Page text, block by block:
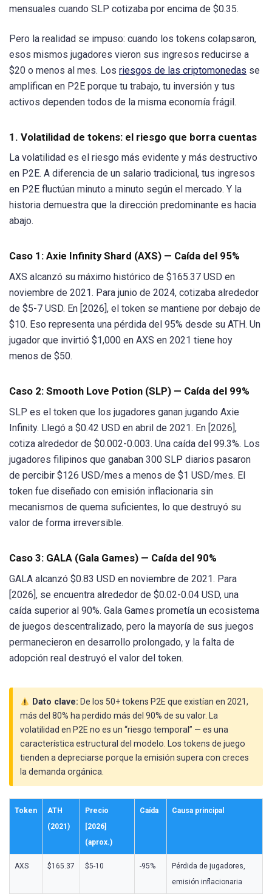
mensuales cuando SLP cotizaba por encima de $0.35.
Pero la realidad se impuso: cuando los tokens colapsaron,
esos mismos jugadores vieron sus ingresos reducirse a
$20 o menos al mes. Los riesgos de las criptomonedas se
amplifican en P2E porque tu trabajo, tu inversión y tus
activos dependen todos de la misma economía frágil.
1. Volatilidad de tokens: el riesgo que borra cuentas
La volatilidad es el riesgo más evidente y más destructivo
en P2E. A diferencia de un salario tradicional, tus ingresos
en P2E fluctúan minuto a minuto según el mercado. Y la
historia demuestra que la dirección predominante es hacia
abajo.
Caso 1: Axie Infinity Shard (AXS) — Caída del 95%
AXS alcanzó su máximo histórico de $165.37 USD en
noviembre de 2021. Para junio de 2024, cotizaba alrededor
de $5-7 USD. En [2026], el token se mantiene por debajo de
$10. Eso representa una pérdida del 95% desde su ATH. Un
jugador que invirtió $1,000 en AXS en 2021 tiene hoy
menos de $50.
Caso 2: Smooth Love Potion (SLP) — Caída del 99%
SLP es el token que los jugadores ganan jugando Axie
Infinity. Llegó a $0.42 USD en abril de 2021. En [2026],
cotiza alrededor de $0.002-0.003. Una caída del 99.3%. Los
jugadores filipinos que ganaban 300 SLP diarios pasaron
de percibir $126 USD/mes a menos de $1 USD/mes. El
token fue diseñado con emisión inflacionaria sin
mecanismos de quema suficientes, lo que destruyó su
valor de forma irreversible.
Caso 3: GALA (Gala Games) — Caída del 90%
GALA alcanzó $0.83 USD en noviembre de 2021. Para
[2026], se encuentra alrededor de $0.02-0.04 USD, una
caída superior al 90%. Gala Games prometía un ecosistema
de juegos descentralizado, pero la mayoría de sus juegos
permanecieron en desarrollo prolongado, y la falta de
adopción real destruyó el valor del token.
Dato clave: De los 50+ tokens P2E que existían en 2021,
más del 80% ha perdido más del 90% de su valor. La
volatilidad en P2E no es un “riesgo temporal” — es una
característica estructural del modelo. Los tokens de juego
tienden a depreciarse porque la emisión supera con creces
la demanda orgánica.
Token
ATH
(2021)
Precio
[2026]
(aprox.)
Caída Causa principal
AXS $165.37 $5-10 -95%
Pérdida de jugadores,
emisión inflacionaria